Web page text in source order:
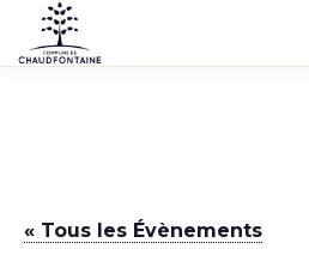
Passer
au
commune
« Tous les Évènements